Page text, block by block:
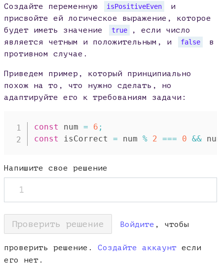
Создайте переменную
isPositiveEven
и
присвойте ей логическое выражение, которое
будет иметь значение
true
, если число
является четным и положительным, и
false
в
противном случае.
Приведем пример, который принципиально
похож на то, что нужно сделать, но
адаптируйте его к требованиям задачи:
const num = 6 ;
const isCorrect = num % 2 === 0 &&
Напишите свое решение
1
Проверить решение Войдите , чтобы
проверить решение. Создайте аккаунт если
его нет.